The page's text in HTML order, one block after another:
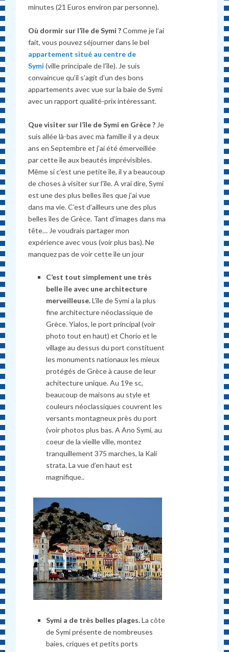
minutes (21 Euros environ par personne).
Où dormir sur l’île de Symi ?Comme je l’ai
fait, vous pouvez séjourner dans le bel
appartement situé au centre de
Symi(ville principale de l’île). Je suis
convaincue qu’il s’agit d’un des bons
appartements avec vue sur la baie de Symi
avec un rapport qualité-prix intéressant.
Que visiter sur l’île de Symi en Grèce ? Je
suis allée là-bas avec ma famille il y a deux
ans en Septembre et j’ai été émerveillée
par cette île aux beautés imprévisibles.
Même si c’est une petite île, il y a beaucoup
de choses à visiter sur l’île. A vrai dire, Symi
est une des plus belles îles que j’ai vue
dans ma vie. C’est d’ailleurs une des plus
belles îles de Grèce. Tant d’images dans ma
tête… Je voudrais partager mon
expérience avec vous (voir plus bas). Ne
manquez pas de voir cette île un jour
C’est tout simplement une très
belle île avec une architecture
merveilleuse.L’île de Symi a la plus
fine architecture néoclassique de
Grèce. Yialos, le port principal (voir
photo tout en haut) et Chorio et le
village au dessus du port constituent
les monuments nationaux les mieux
protégés de Grèce à cause de leur
achitecture unique. Au 19e sc,
beaucoup de maisons au style et
couleurs néoclassiques couvrent les
versants montagneux près du port
(voir photos plus bas. A Ano Symi, au
coeur de la vieille ville, montez
tranquillement 375 marches, la Kali
strata. La vue d’en haut est
magnifique..
Symi a de très belles plages.La côte
de Symi présente de nombreuses
baies, criques et petits ports